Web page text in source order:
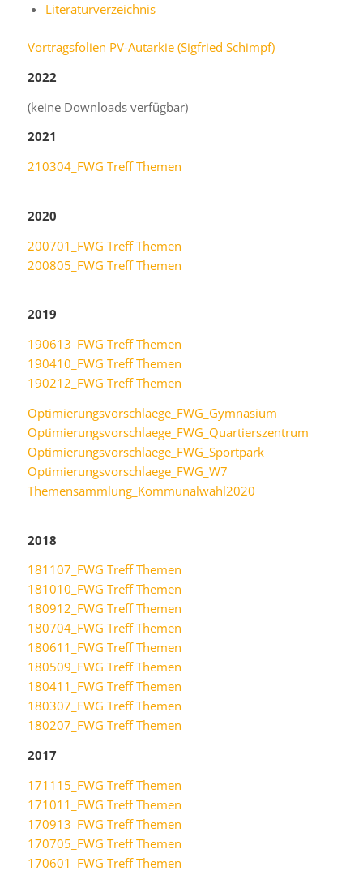
Literaturverzeichnis
Vortragsfolien PV-Autarkie (Sigfried Schimpf)
2022
(keine Downloads verfügbar)
2021
210304_FWG Treff Themen
2020
200701_FWG Treff Themen
200805_FWG Treff Themen
2019
190613_FWG Treff Themen
190410_FWG Treff Themen
190212_FWG Treff Themen
Optimierungsvorschlaege_FWG_Gymnasium
Optimierungsvorschlaege_FWG_Quartierszentrum
Optimierungsvorschlaege_FWG_Sportpark
Optimierungsvorschlaege_FWG_W7
Themensammlung_Kommunalwahl2020
2018
181107_FWG Treff Themen
181010_FWG Treff Themen
180912_FWG Treff Themen
180704_FWG Treff Themen
180611_FWG Treff Themen
180509_FWG Treff Themen
180411_FWG Treff Themen
180307_FWG Treff Themen
180207_FWG Treff Themen
2017
171115_FWG Treff Themen
171011_FWG Treff Themen
170913_FWG Treff Themen
170705_FWG Treff Themen
170601_FWG Treff Themen